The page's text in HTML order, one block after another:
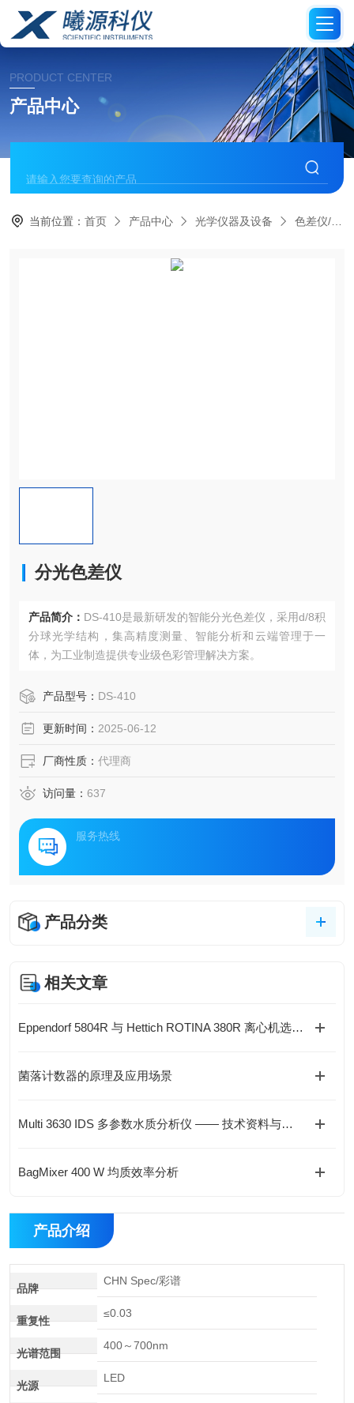
PRODUCT CENTER
产品中心
当前位置：首页 产品中心 光学仪器及设备 色差仪/测色仪
分光色差仪
产品简介： DS-410是最新研发的智能分光色差仪，采用d/8积
分球光学结构，集高精度测量、智能分析和云端管理于一
体，为工业制造提供专业级色彩管理解决方案。
产品型号： DS-410
更新时间： 2025-06-12
厂商性质： 代理商
访问量： 637
服务热线
产品分类
相关文章
Eppendorf 5804R 与 Hettich ROTINA 380R 离心机选型对比与指导
菌落计数器的原理及应用场景
Multi 3630 IDS 多参数水质分析仪 —— 技术资料与应用解析
BagMixer 400 W 均质效率分析
产品介绍
品牌
CHN Spec/彩谱
重复性
≤0.03
光谱范围
400～700nm
光源
LED